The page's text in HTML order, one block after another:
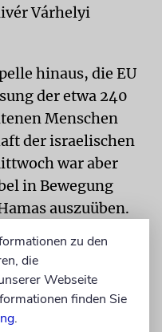
Várhelyi
hinaus, die EU
der etwa 240
Menschen
der israelischen
war aber
in Bewegung
auszuüben.
Rede am
Geiselkrisen
und auch vieler
Um dann aber
zu den
die
Webseite
finden Sie
.